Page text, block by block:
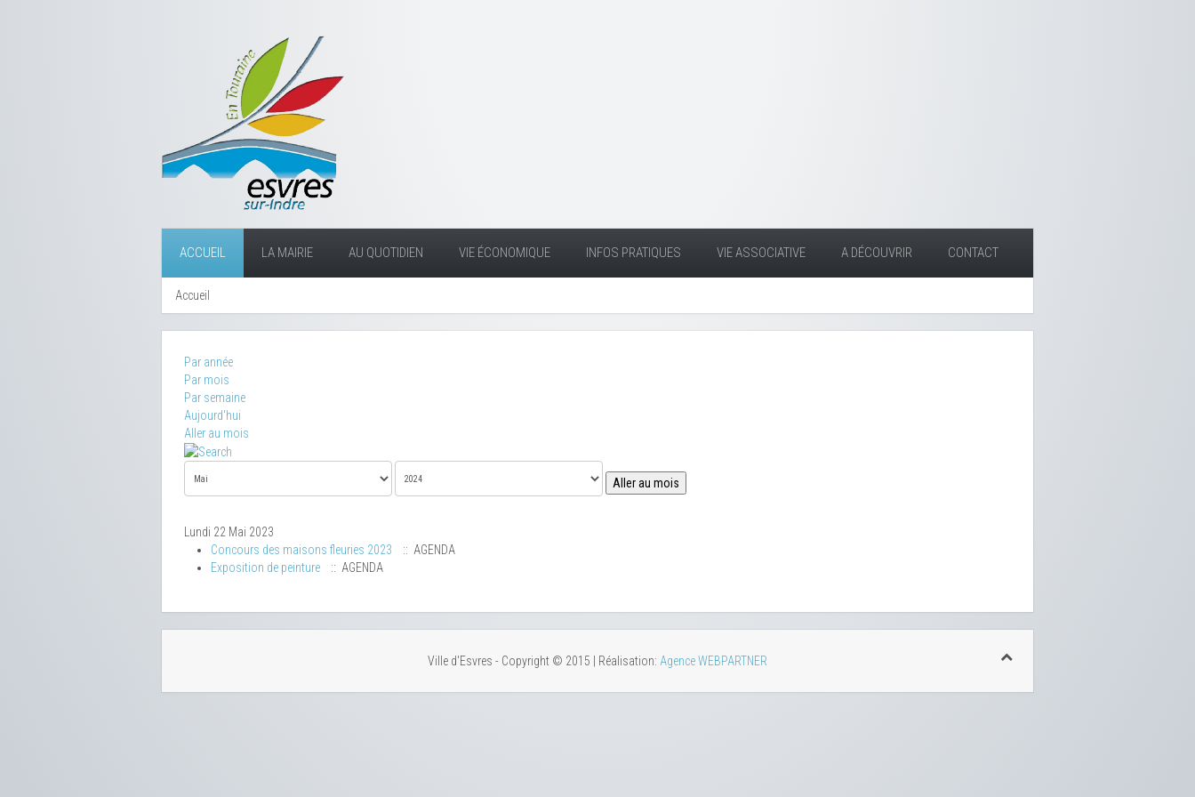
ACCUEIL LA MAIRIE AU QUOTIDIEN VIE ÉCONOMIQUE INFOS PRATIQUES VIE ASSOCIATIVE A DÉCOUVRIR CONTACT
Accueil
Par année
Par mois
Par semaine
Aujourd'hui
Aller au mois
Aller au mois
Lundi 22 Mai 2023
Concours des maisons fleuries 2023
:: AGENDA
Exposition de peinture
:: AGENDA
Ville d'Esvres - Copyright © 2015 | Réalisation: Agence WEBPARTNER